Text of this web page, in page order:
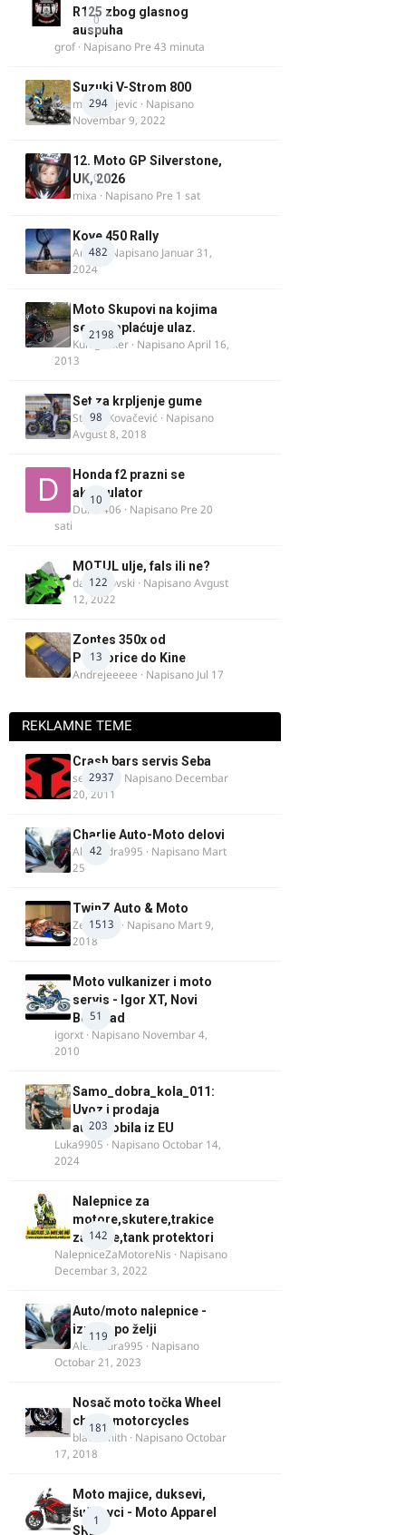
0
R125 zbog glasnog
auspuha
grof· Napisano Pre 43 minuta
294
Suzuki V-Strom 800
m.milivojevic · Napisano
Novembar 9, 2022
0
12. Moto GP Silverstone,
UK, 2026
mixa · Napisano Pre 1 sat
482
Kove 450 Rally
AnteK· Napisano Januar 31,
2024
2198
Moto Skupovi na kojima
se ne naplaćuje ulaz.
Kum_Mixer · NapisanoApril 16,
2013
98
Set za krpljenje gume
Stefan Kovačević · Napisano
Avgust 8, 2018
10
Honda f2 prazni se
akomulator
Dule1406 · Napisano Pre 20
sati
122
MOTUL ulje, fals ili ne?
dalipopovski · NapisanoAvgust
12, 2022
13
Zontes 350x od
Podgorice do Kine
Andrejeeeee · Napisano Jul 17
REKLAMNE TEME
2937
Crash bars servis Seba
seba011 · Napisano Decembar
20, 2011
42
Charlie Auto-Moto delovi
Alexandra995 · Napisano Mart
25
1513
TwinZ Auto & Moto
Zeljkamp · Napisano Mart 9,
2018
51
Moto vulkanizer i moto
servis - Igor XT, Novi
Beograd
igorxt · Napisano Novembar 4,
2010
203
Samo_dobra_kola_011:
Uvoz i prodaja
automobila iz EU
Luka9905 · NapisanoOctobar 14,
2024
142
Nalepnice za
motore,skutere,trakice
za felne,tank protektori
NalepniceZaMotoreNis · Napisano
Decembar 3, 2022
119
Auto/moto nalepnice -
izrada po želji
Alexandra995 · Napisano
Octobar 21, 2023
181
Nosač moto točka Wheel
chock motorcycles
blacksmith · NapisanoOctobar
17, 2018
1
Moto majice, duksevi,
šuškavci - Moto Apparel
SRB